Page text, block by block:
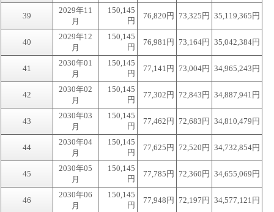
39
2029年11
月
150,145
円
76,820円 73,325円 35,119,365円
40
2029年12
月
150,145
円
76,981円 73,164円 35,042,384円
41
2030年01
月
150,145
円
77,141円 73,004円 34,965,243円
42
2030年02
月
150,145
円
77,302円 72,843円 34,887,941円
43
2030年03
月
150,145
円
77,462円 72,683円 34,810,479円
44
2030年04
月
150,145
円
77,625円 72,520円 34,732,854円
45
2030年05
月
150,145
円
77,785円 72,360円 34,655,069円
46
2030年06
月
150,145
円
77,948円 72,197円 34,577,121円